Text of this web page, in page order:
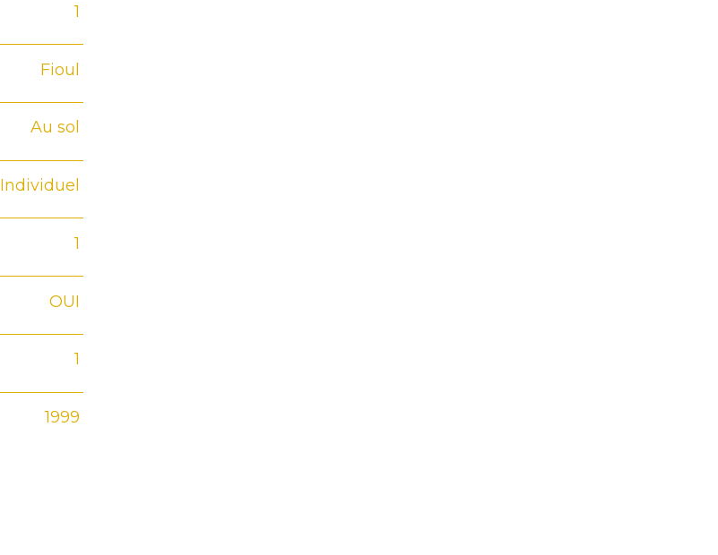
1
Fioul
Au sol
Individuel
1
OUI
1
1999